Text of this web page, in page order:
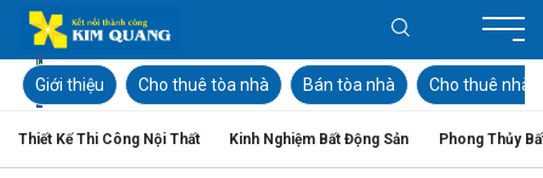
Giới thiệu Cho thuê tòa nhà Bán tòa nhà Cho thuê nhà
Thiết Kế Thi Công Nội Thất Kinh Nghiệm Bất Động Sản Phong Thủy